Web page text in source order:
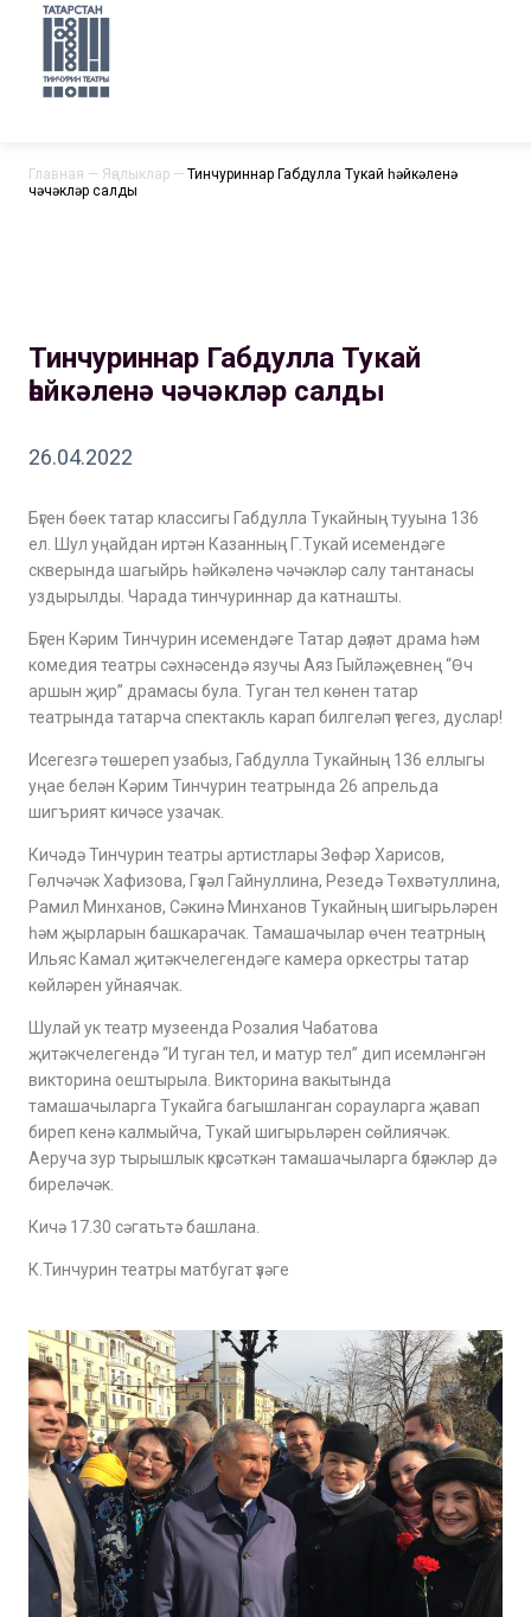
Главная — Яңалыклар — Тинчуриннар Габдулла Тукай һәйкәленә
чәчәкләр салды
Тинчуриннар Габдулла Тукай
һәйкәленә чәчәкләр салды
26.04.2022
Бүген бөек татар классигы Габдулла Тукайның тууына 136
ел. Шул уңайдан иртән Казанның Г.Тукай исемендәге
скверында шагыйрь һәйкәленә чәчәкләр салу тантанасы
уздырылды. Чарада тинчуриннар да катнашты.
Бүген Кәрим Тинчурин исемендәге Татар дәүләт драма һәм
комедия театры сәхнәсендә язучы Аяз Гыйләҗевнең “Өч
аршын җир” драмасы була. Туган тел көнен татар
театрында татарча спектакль карап билгеләп үтегез, дуслар!
Исегезгә төшереп узабыз, Габдулла Тукайның 136 еллыгы
уңае белән Кәрим Тинчурин театрында 26 апрельда
шигърият кичәсе узачак.
Кичәдә Тинчурин театры артистлары Зөфәр Харисов,
Гөлчәчәк Хафизова, Гүзәл Гайнуллина, Резедә Төхвәтуллина,
Рамил Минханов, Сәкинә Минханов Тукайның шигырьләрен
һәм җырларын башкарачак. Тамашачылар өчен театрның
Ильяс Камал җитәкчелегендәге камера оркестры татар
көйләрен уйнаячак.
Шулай ук театр музеенда Розалия Чабатова
җитәкчелегендә “И туган тел, и матур тел” дип исемләнгән
викторина оештырыла. Викторина вакытында
тамашачыларга Тукайга багышланган сорауларга җавап
биреп кенә калмыйча, Тукай шигырьләрен сөйлиячәк.
Аеруча зур тырышлык күрсәткән тамашачыларга бүләкләр дә
биреләчәк.
Кичә 17.30 сәгатьтә башлана.
К.Тинчурин театры матбугат үзәге